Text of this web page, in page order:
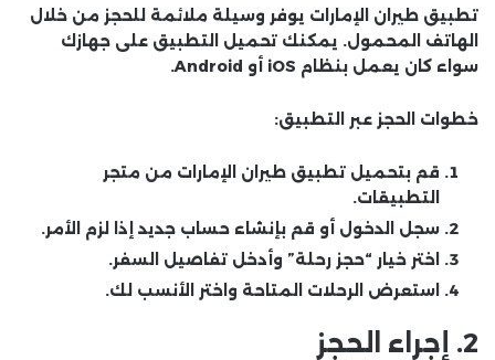
تطبيق طيران الإمارات يوفر وسيلة ملائمة للحجز من خلال
الهاتف المحمول. يمكنك تحميل التطبيق على جهازك
سواء كان يعمل بنظام iOS أو Android.
خطوات الحجز عبر التطبيق:
قم بتحميل تطبيق طيران الإمارات من متجر
التطبيقات.
سجل الدخول أو قم بإنشاء حساب جديد إذا لزم الأمر.
اختر خيار “حجز رحلة” وأدخل تفاصيل السفر.
استعرض الرحلات المتاحة واختر الأنسب لك.
2. إجراء الحجز